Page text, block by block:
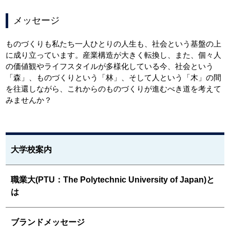
メッセージ
ものづくりも私たち一人ひとりの人生も、社会という基盤の上
に成り立っています。産業構造が大きく転換し、また、個々人
の価値観やライフスタイルが多様化している今、社会という
「森」、ものづくりという「林」、そして人という「木」の間
を往還しながら、これからのものづくりが進むべき道を考えて
みませんか？
大学校案内
職業大(PTU：The Polytechnic University of Japan)と
は
ブランドメッセージ